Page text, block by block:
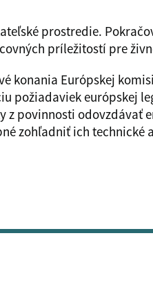
prostredie.
príležitostí pre
konania Európskej
požiadaviek európskej
z povinnosti odovzdávať
zohľadniť ich technické